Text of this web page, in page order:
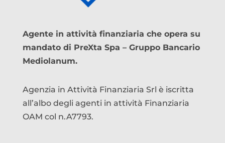
Agente in attività finanziaria che opera su
mandato di PreXta Spa – Gruppo Bancario
Mediolanum.
Agenzia in Attività Finanziaria Srl è iscritta
all’albo degli agenti in attività Finanziaria
OAM col n.A7793.